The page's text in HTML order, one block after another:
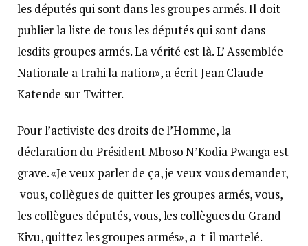
les députés qui sont dans les groupes armés. Il doit
publier la liste de tous les députés qui sont dans
lesdits groupes armés. La vérité est là. L’ Assemblée
Nationale a trahi la nation», a écrit Jean Claude
Katende sur Twitter.
Pour l’activiste des droits de l’Homme, la
déclaration du Président Mboso N’Kodia Pwanga est
grave. «Je veux parler de ça, je veux vous demander,
vous, collègues de quitter les groupes armés, vous,
les collègues députés, vous, les collègues du Grand
Kivu, quittez les groupes armés», a-t-il martelé.